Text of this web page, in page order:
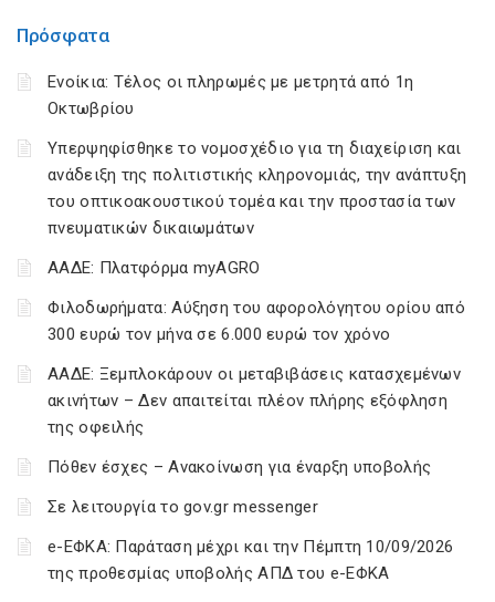
Πρόσφατα
Ενοίκια: Τέλος οι πληρωμές με μετρητά από 1η
Οκτωβρίου
Υπερψηφίσθηκε το νομοσχέδιο για τη διαχείριση και
ανάδειξη της πολιτιστικής κληρονομιάς, την ανάπτυξη
του οπτικοακουστικού τομέα και την προστασία των
πνευματικών δικαιωμάτων
ΑΑΔΕ: Πλατφόρμα myAGRO
Φιλοδωρήματα: Αύξηση του αφορολόγητου ορίου από
300 ευρώ τον μήνα σε 6.000 ευρώ τον χρόνο
ΑΑΔΕ: Ξεμπλοκάρουν οι μεταβιβάσεις κατασχεμένων
ακινήτων – Δεν απαιτείται πλέον πλήρης εξόφληση
της οφειλής
Πόθεν έσχες – Ανακοίνωση για έναρξη υποβολής
Σε λειτουργία το gov.gr messenger
e-ΕΦΚΑ: Παράταση μέχρι και την Πέμπτη 10/09/2026
της προθεσμίας υποβολής ΑΠΔ του e-ΕΦΚΑ